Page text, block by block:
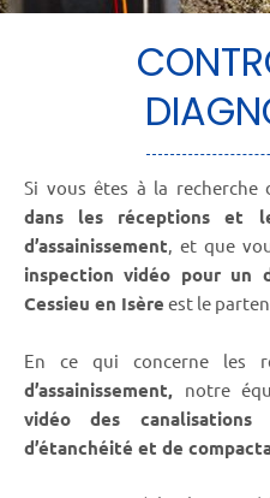
Si vous êtes à la recherche
dans les réceptions et
d’assainissement, et que
inspection vidéo pour un
Cessieu en Isère est le
En ce qui concerne les
d’assainissement, notre
vidéo des
d’étanchéité et de